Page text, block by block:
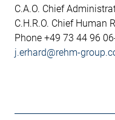
C.A.O. Chief
C.H.R.O. Chief Human
Phone +49 73 44 96
j.erhard@rehm-